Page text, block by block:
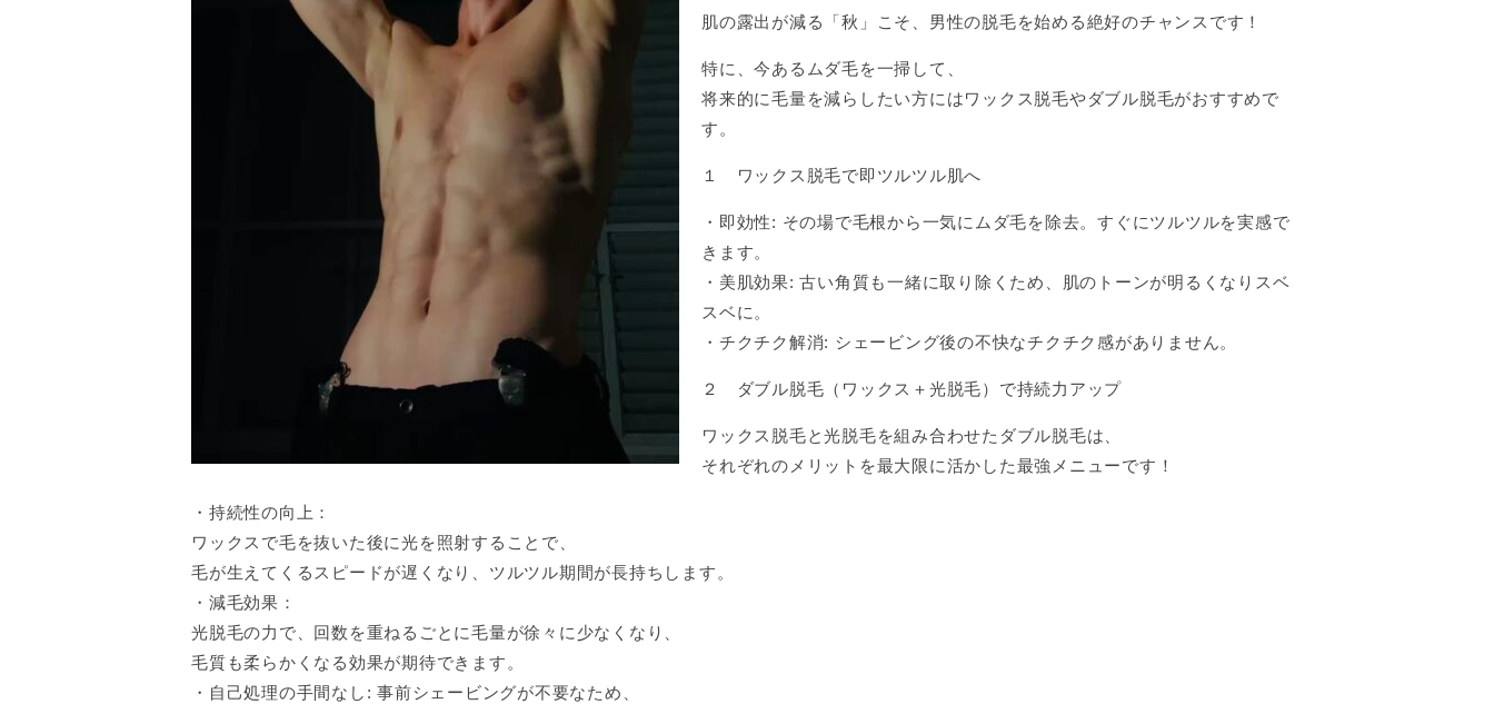
肌の露出が減る「秋」こそ、男性の脱毛を始める絶好のチャンスです！
特に、今あるムダ毛を一掃して、
将来的に毛量を減らしたい方にはワックス脱毛やダブル脱毛がおすすめで
す。
１ ワックス脱毛で即ツルツル肌へ
・即効性: その場で毛根から一気にムダ毛を除去。すぐにツルツルを実感で
きます。
・美肌効果: 古い角質も一緒に取り除くため、肌のトーンが明るくなりスベ
スベに。
・チクチク解消: シェービング後の不快なチクチク感がありません。
２ ダブル脱毛（ワックス＋光脱毛）で持続力アップ
ワックス脱毛と光脱毛を組み合わせたダブル脱毛は、
それぞれのメリットを最大限に活かした最強メニューです！
・持続性の向上：
ワックスで毛を抜いた後に光を照射することで、
毛が生えてくるスピードが遅くなり、ツルツル期間が長持ちします。
・減毛効果：
光脱毛の力で、回数を重ねるごとに毛量が徐々に少なくなり、
毛質も柔らかくなる効果が期待できます。
・自己処理の手間なし: 事前シェービングが不要なため、